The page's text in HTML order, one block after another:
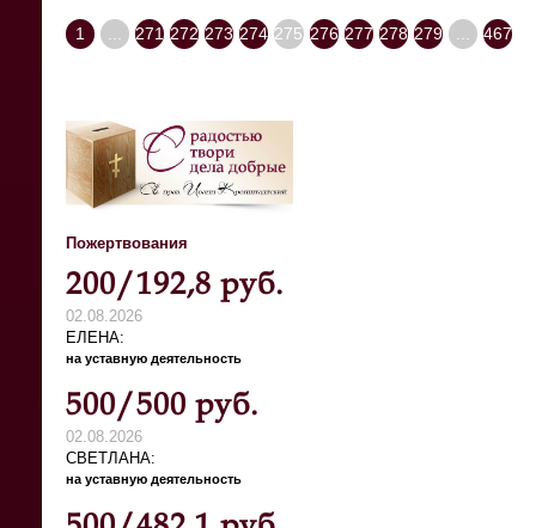
1 271 272 273 274 275 276 277 278 279 467
Пожертвования
200/192,8 руб.
02.08.2026
ЕЛЕНА
на уставную деятельность
500/500 руб.
02.08.2026
СВЕТЛАНА
на уставную деятельность